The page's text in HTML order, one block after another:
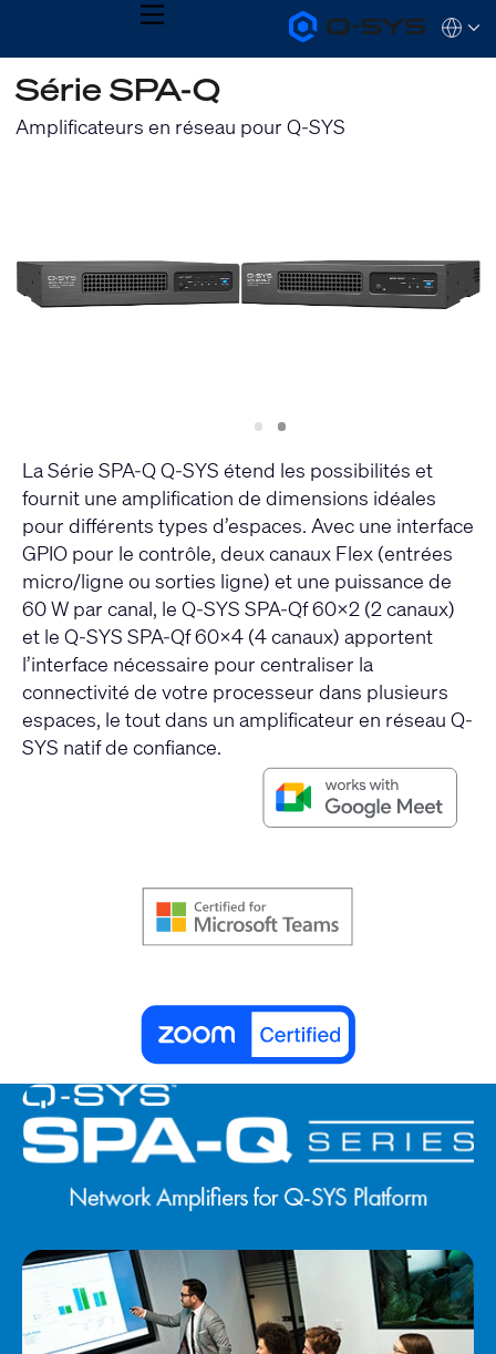
Q-
SYS
MENU
QSYS.com (English)
India (English)
Español
Série SPA-Q
Amplificateurs en réseau pour Q-SYS
Slide
1 Slide
2
La Série SPA-Q Q-SYS étend les possibilités et
fournit une amplification de dimensions idéales
pour différents types d’espaces. Avec une interface
GPIO pour le contrôle, deux canaux Flex (entrées
micro/ligne ou sorties ligne) et une puissance de
60 W par canal, le Q-SYS SPA-Qf 60x2 (2 canaux)
et le Q-SYS SPA-Qf 60x4 (4 canaux) apportent
l’interface nécessaire pour centraliser la
connectivité de votre processeur dans plusieurs
espaces, le tout dans un amplificateur en réseau Q-
SYS natif de confiance.